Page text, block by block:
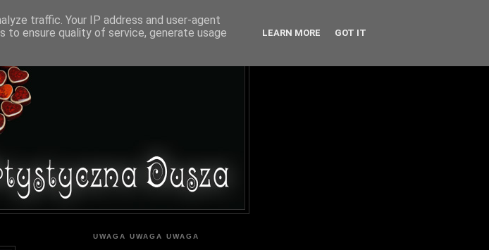
UWAGA UWAGA UWAGA
traffic. Your IP address and user-agent
to ensure quality of service, generate usage
LEARN MORE GOT IT